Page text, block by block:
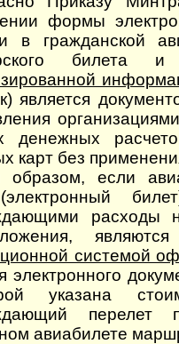
формы
в гражданской
билета
является
денежных
карт без
образом, если
расходы
системой
электронного
указана
перелет
авиабилете